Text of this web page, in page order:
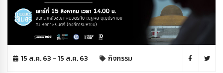
15 ส.ค. 63 - 15 ส.ค. 63 กิจกรรม